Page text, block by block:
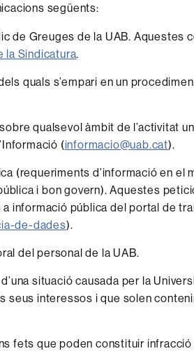
següents:
de Greuges de la UAB. Aquestes
la Sindicatura.
quals s’empari en un
qualsevol àmbit de l’activitat
(informacio@uab.cat).
(requeriments d’informació en el
i bon govern). Aquestes
informació pública del portal de
de-dades).
del personal de la UAB.
situació causada per la
interessos i que solen
fets que poden constituir